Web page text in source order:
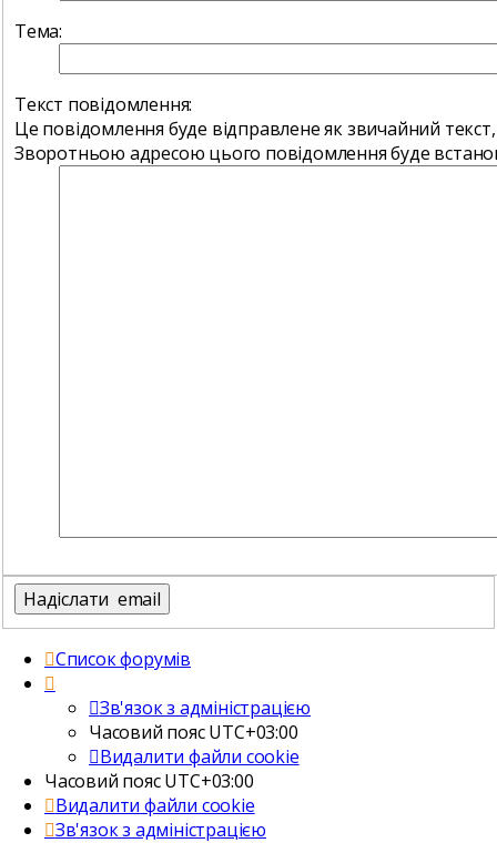
Тема:
Текст повідомлення:
Це повідомлення буде відправлене як звичайний
Зворотньою адресою цього повідомлення буде
Список форумів
Зв'язок з адміністрацією
Часовий поясUTC+03:00
Видалити файли cookie
Часовий поясUTC+03:00
Видалити файли cookie
Зв'язок з адміністрацією